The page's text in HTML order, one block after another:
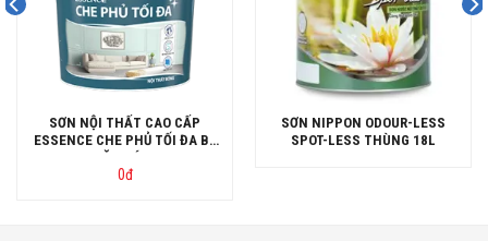
SƠN NỘI THẤT CAO CẤP
ESSENCE CHE PHỦ TỐI ĐA BỀ
MẶT BÓNG
0đ
SƠN NIPPON ODOUR-LESS
SPOT-LESS THÙNG 18L